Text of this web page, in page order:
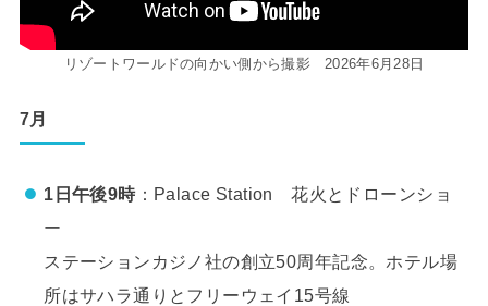
リゾートワールドの向かい側から撮影 2026年6月28日
7月
1日午後9時：Palace Station 花火とドローンショ
ー
ステーションカジノ社の創立50周年記念。ホテル場
所はサハラ通りとフリーウェイ15号線